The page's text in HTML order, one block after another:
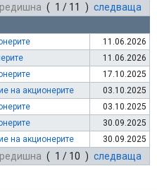
( 1 / 11 ) следваща
11.06.2026
11.06.2026
17.10.2025
на акционерите
03.10.2025
03.10.2025
30.09.2025
на акционерите
30.09.2025
( 1 / 10 ) следваща